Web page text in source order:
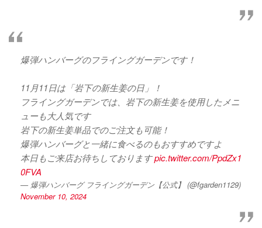
爆弾ハンバーグのフライングガーデンです！
11月11日は「岩下の新生姜の日」！
フライングガーデンでは、岩下の新生姜を使用したメニ
ューも大人気です
岩下の新生姜単品でのご注文も可能！
爆弾ハンバーグと一緒に食べるのもおすすめですよ
本日もご来店お待ちしておりますpic.twitter.com/PpdZx1
0FVA
— 爆弾ハンバーグ フライングガーデン【公式】 (@fgarden1129)
November 10, 2024